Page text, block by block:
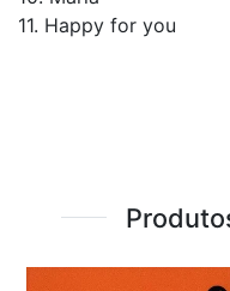
11. Happy for you